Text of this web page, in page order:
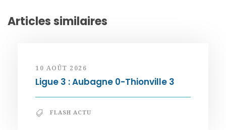
Articles similaires
10 AOÛT 2026
Ligue 3 : Aubagne 0-Thionville 3
FLASH ACTU